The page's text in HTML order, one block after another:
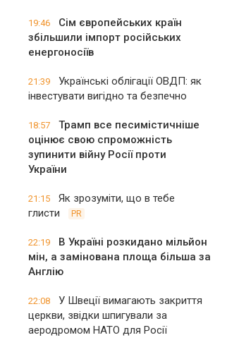
19:46
Сім європейських країн
збільшили імпорт російських
енергоносіїв
21:39
Українські облігації ОВДП: як
інвестувати вигідно та безпечно
18:57
Трамп все песимістичніше
оцінює свою спроможність
зупинити війну Росії проти
України
21:15
Як зрозуміти, що в тебе
глисти
PR
22:19
В Україні розкидано мільйон
мін, а замінована площа більша за
Англію
22:08
У Швеції вимагають закриття
церкви, звідки шпигували за
аеродромом НАТО для Росії